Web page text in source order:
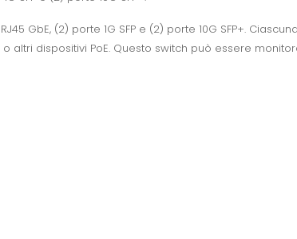
GbE, (2) porte 1G SFP e (2) porte 10G SFP+.
altri dispositivi PoE. Questo switch può essere